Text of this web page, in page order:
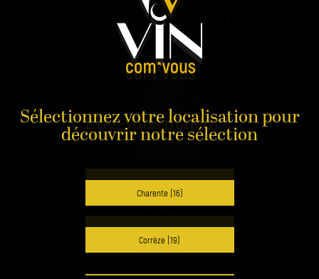
Êtes-vous majeur ?
Je suis majeur
Je ne suis pas majeur
Notre sélection de
champagnes
Le champagne»Notre sélection de champagnes
Sélectionnez votre localisation pour
découvrir notre sélection
Charente (16)
Corrèze (19)